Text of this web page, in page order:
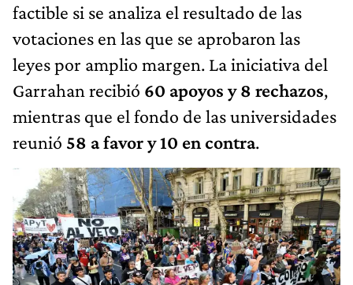
factible si se analiza el resultado de las
votaciones en las que se aprobaron las
leyes por amplio margen. La iniciativa del
Garrahan recibió 60 apoyos y 8 rechazos,
mientras que el fondo de las universidades
reunió 58 a favor y 10 en contra.